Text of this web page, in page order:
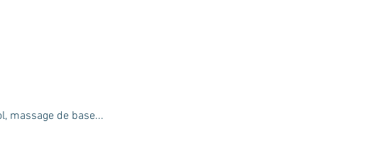
massage de base...